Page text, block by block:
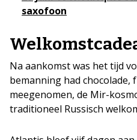
saxofoon
Na aankomst was het tijd
bemanning had chocolade,
meegenomen, de Mir-
traditioneel Russisch